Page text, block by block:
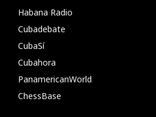
Habana Radio
Cubadebate
CubaSí
Cubahora
PanamericanWorld
ChessBase